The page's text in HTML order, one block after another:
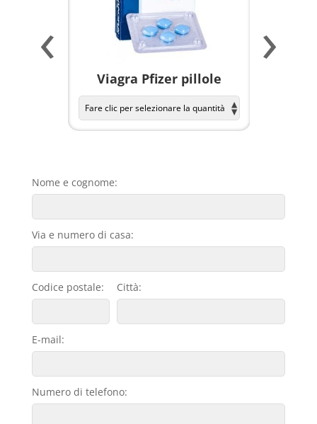
Viagra Pfizer pillole
‹ ›
Nome e cognome:
Via e numero di casa:
Codice postale: Città:
E-mail:
Numero di telefono: